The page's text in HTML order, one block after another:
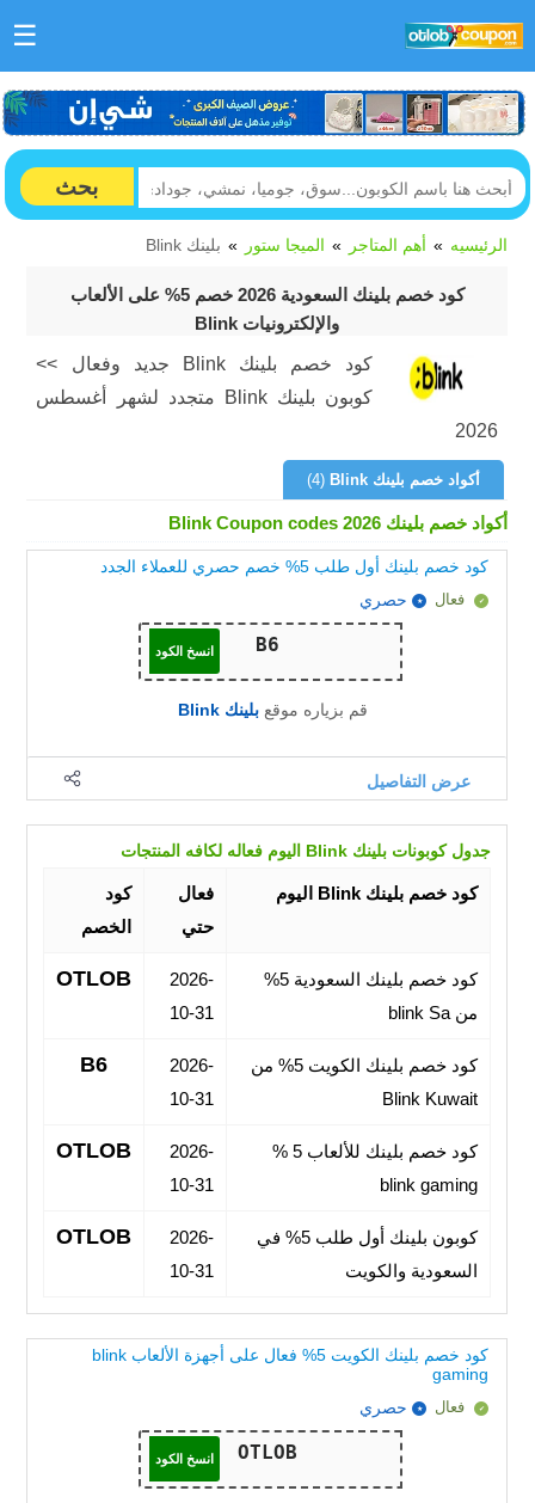
☰
بحث
الرئيسيه أهم المتاجر الميجا ستور بلينك Blink
كود خصم بلينك السعودية 2026 خصم 5% على الألعاب
والإلكترونيات Blink
كود خصم بلينك Blink جديد وفعال >>
كوبون بلينك Blink متجدد لشهر أغسطس
2026
أكواد خصم بلينك Blink (4)
أكواد خصم بلينك Blink Coupon codes 2026
كود خصم بلينك أول طلب 5% خصم حصري للعملاء الجدد
فعال حصري
انسخ الكود
قم بزياره موقعبلينك Blink
عرض التفاصيل
جدول كوبونات بلينك Blink اليوم فعاله لكافه المنتجات
كود خصم بلينك Blink اليوم
فعال
حتي
كود
الخصم
كود خصم بلينك السعودية 5%
من blink Sa
2026-
10-31
OTLOB
كود خصم بلينك الكويت 5% من
Blink Kuwait
2026-
10-31
B6
كود خصم بلينك للألعاب 5 %
blink gaming
2026-
10-31
OTLOB
كوبون بلينك أول طلب 5% في
السعودية والكويت
2026-
10-31
OTLOB
كود خصم بلينك الكويت 5% فعال على أجهزة الألعاب blink
gaming
فعال حصري
انسخ الكود